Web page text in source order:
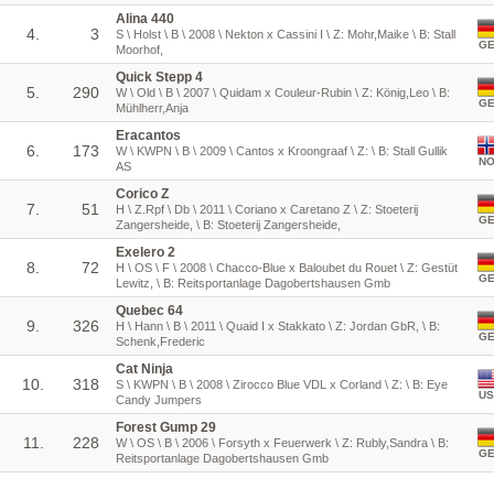
4. 3
Alina 440
S \ Holst \ B \ 2008 \ Nekton x Cassini I \ Z: Mohr,Maike \ B: Stall
Moorhof,
5. 290
Quick Stepp 4
W \ Old \ B \ 2007 \ Quidam x Couleur-Rubin \ Z: König,Leo \ B:
Mühlherr,Anja
6. 173
Eracantos
W \ KWPN \ B \ 2009 \ Cantos x Kroongraaf \ Z: \ B: Stall Gullik
AS
7. 51
Corico Z
H \ Z.Rpf \ Db \ 2011 \ Coriano x Caretano Z \ Z: Stoeterij
Zangersheide, \ B: Stoeterij Zangersheide,
8. 72
Exelero 2
H \ OS \ F \ 2008 \ Chacco-Blue x Baloubet du Rouet \ Z: Gestüt
Lewitz, \ B: Reitsportanlage Dagobertshausen Gmb
9. 326
Quebec 64
H \ Hann \ B \ 2011 \ Quaid I x Stakkato \ Z: Jordan GbR, \ B:
Schenk,Frederic
10. 318
Cat Ninja
S \ KWPN \ B \ 2008 \ Zirocco Blue VDL x Corland \ Z: \ B: Eye
Candy Jumpers
11. 228
Forest Gump 29
W \ OS \ B \ 2006 \ Forsyth x Feuerwerk \ Z: Rubly,Sandra \ B:
Reitsportanlage Dagobertshausen Gmb